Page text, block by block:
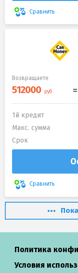
Сравнить
Возвращаете
1й кредит
Макс. сумма
Срок
Сравнить
Политика
Условия